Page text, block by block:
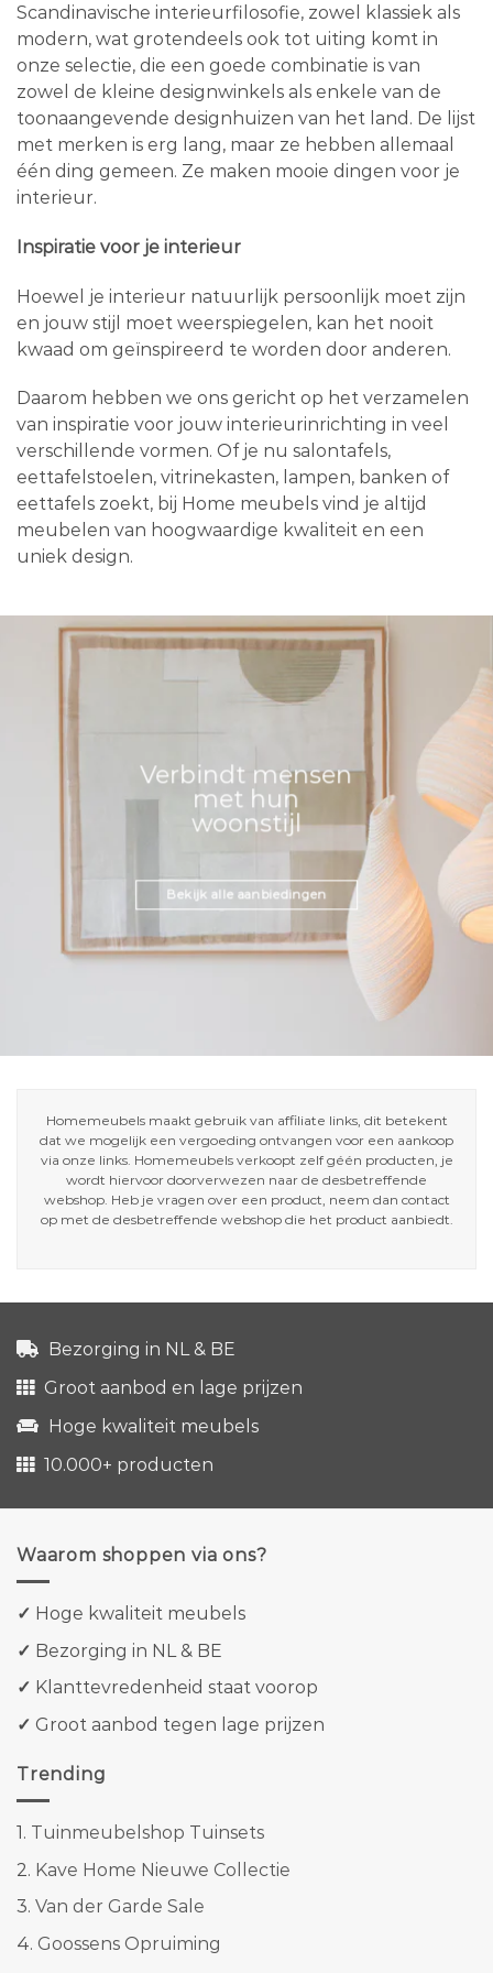
Scandinavische interieurfilosofie, zowel klassiek als
modern, wat grotendeels ook tot uiting komt in
onze selectie, die een goede combinatie is van
zowel de kleine designwinkels als enkele van de
toonaangevende designhuizen van het land. De lijst
met merken is erg lang, maar ze hebben allemaal
één ding gemeen. Ze maken mooie dingen voor je
interieur.
Inspiratie voor je interieur
Hoewel je interieur natuurlijk persoonlijk moet zijn
en jouw stijl moet weerspiegelen, kan het nooit
kwaad om geïnspireerd te worden door anderen.
Daarom hebben we ons gericht op het verzamelen
van inspiratie voor jouw interieurinrichting in veel
verschillende vormen. Of je nu salontafels,
eettafelstoelen, vitrinekasten, lampen, banken of
eettafels zoekt, bij Home meubels vind je altijd
meubelen van hoogwaardige kwaliteit en een
uniek design.
Verbindt mensen
met hun
woonstijl
Bekijk alle aanbiedingen
Homemeubels maakt gebruik van affiliate links, dit betekent
dat we mogelijk een vergoeding ontvangen voor een aankoop
via onze links. Homemeubels verkoopt zelf géén producten, je
wordt hiervoor doorverwezen naar de desbetreffende
webshop. Heb je vragen over een product, neem dan contact
op met de desbetreffende webshop die het product aanbiedt.
Bezorging in NL & BE
Groot aanbod en lage prijzen
Hoge kwaliteit meubels
10.000+ producten
Waarom shoppen via ons?
✓ Hoge kwaliteit meubels
✓ Bezorging in NL & BE
✓ Klanttevredenheid staat voorop
✓ Groot aanbod tegen lage prijzen
Trending
1. Tuinmeubelshop Tuinsets
2. Kave Home Nieuwe Collectie
3. Van der Garde Sale
4. Goossens Opruiming